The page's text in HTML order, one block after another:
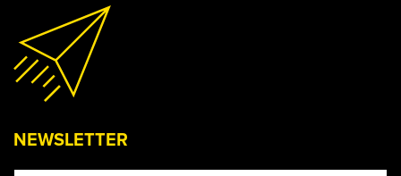
NEWSLETTER